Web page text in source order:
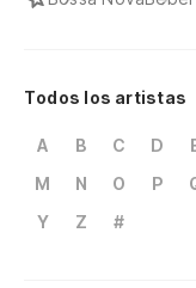
Todos los artistas
A B C D
M
N O P
Y
Z #